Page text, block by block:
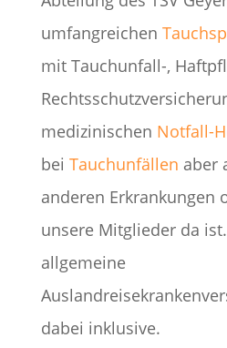
umfangreichen
mit Tauchunfall-,
medizinischen Notfall-
bei Tauchunfällen aber
anderen Erkrankungen
unsere Mitglieder da
allgemeine
dabei inklusive.